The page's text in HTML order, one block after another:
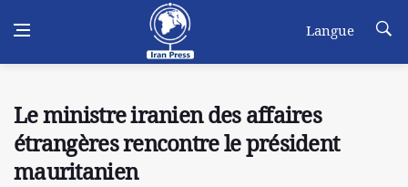
Langue
Le ministre iranien des affaires
étrangères rencontre le président
mauritanien